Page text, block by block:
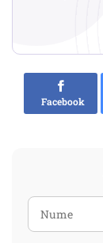
Facebook